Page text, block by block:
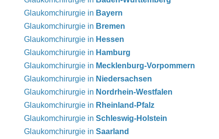
Glaukomchirurgie in Bayern
Glaukomchirurgie in Bremen
Glaukomchirurgie in Hessen
Glaukomchirurgie in Hamburg
Glaukomchirurgie in Mecklenburg-Vorpommern
Glaukomchirurgie in Niedersachsen
Glaukomchirurgie in Nordrhein-Westfalen
Glaukomchirurgie in Rheinland-Pfalz
Glaukomchirurgie in Schleswig-Holstein
Glaukomchirurgie in Saarland